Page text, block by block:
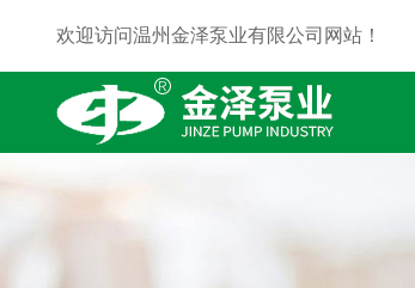
欢迎访问温州金泽泵业有限公司网站！